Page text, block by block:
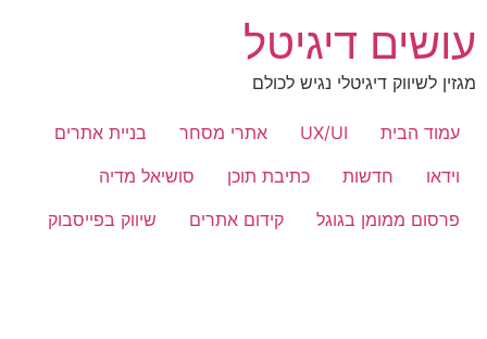
לתוכן
עושים דיגיטל
מגזין לשיווק דיגיטלי נגיש לכולם
עמוד הבית UX/UI אתרי מסחר
בניית אתרים
וידאו
חדשות כתיבת תוכן
סושיאל מדיה
פרסום ממומן בגוגל
קידום אתרים שיווק בפייסבוק